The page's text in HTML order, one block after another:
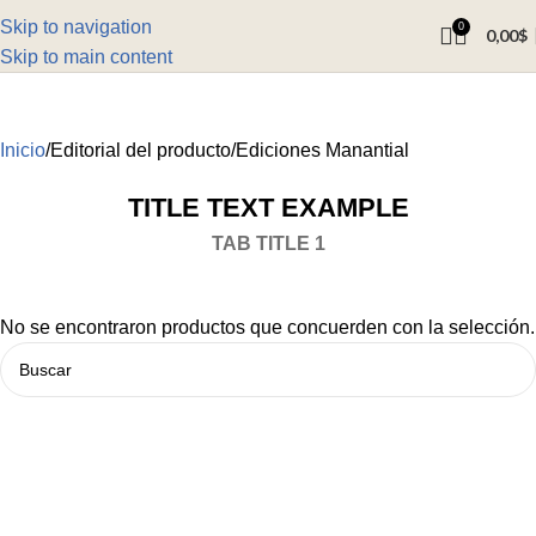
Skip to navigation
Skip to main content
0 0,00$
Inicio Editorial del producto Ediciones Manantial
TITLE TEXT EXAMPLE
TAB TITLE 1
No se encontraron productos que concuerden con la selección.